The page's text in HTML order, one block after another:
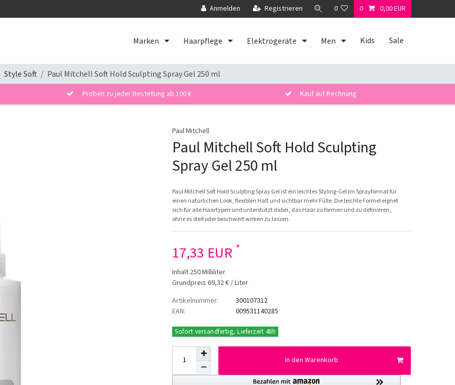
Anmelden Registrieren 0 0 0,00 EUR
Marken Haarpflege Elektrogeräte Men Kids Sale
Style Soft Paul Mitchell Soft Hold Sculpting Spray Gel 250 ml
Proben zu jeder Bestellung ab 100 € Kauf auf Rechnung
Paul Mitchell
Paul Mitchell Soft Hold Sculpting
Spray Gel 250 ml
Paul Mitchell Soft Hold Sculpting Spray Gel ist ein leichtes Styling-Gel im Sprayformat für
einen natürlichen Look, flexiblen Halt und sichtbar mehr Fülle. Die leichte Formel eignet
sich für alle Haartypen und unterstützt dabei, das Haar zu formen und zu definieren,
ohne es steif oder beschwert wirken zu lassen.
17,33 EUR *
Inhalt 250Milliliter
Grundpreis 69,32 € / Liter
Artikelnummer:
EAN:
300107312
009531140285
Sofort versandfertig, Lieferzeit 48h
In den Warenkorb